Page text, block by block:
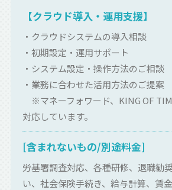
【クラウド導入・運用支援】
・クラウドシステムの導入相談
・初期設定・運用サポート
・システム設定・操作方法のご相談
・業務に合わせた活用方法のご提案
※マネーフォワード、KING OF
対応しています。
[含まれないもの/別途料金]
労基署調査対応、各種研修、退職勧
い、社会保険手続き、給与計算、賃